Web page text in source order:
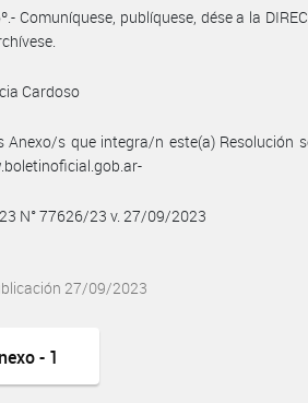
Comuníquese, publíquese, dése a la
Cardoso
Anexo/s que integra/n este(a) Resolución
N° 77626/23 v. 27/09/2023
27/09/2023
- 1